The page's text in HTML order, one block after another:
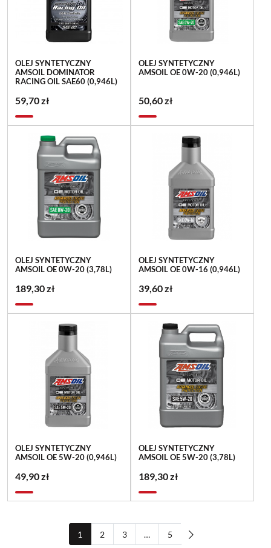
OLEJ SYNTETYCZNY
AMSOIL DOMINATOR
RACING OIL SAE60 (0,946L)
59,70 zł
OLEJ SYNTETYCZNY
AMSOIL OE 0W-20 (0,946L)
50,60 zł
OLEJ SYNTETYCZNY
AMSOIL OE 0W-20 (3,78L)
189,30 zł
OLEJ SYNTETYCZNY
AMSOIL OE 0W-16 (0,946L)
39,60 zł
OLEJ SYNTETYCZNY
AMSOIL OE 5W-20 (0,946L)
49,90 zł
OLEJ SYNTETYCZNY
AMSOIL OE 5W-20 (3,78L)
189,30 zł
1 2 3 … 5